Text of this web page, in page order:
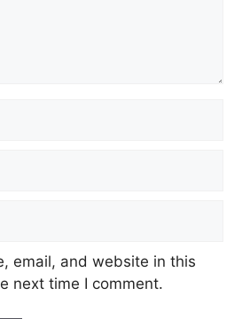
email, and website in this
next time I comment.